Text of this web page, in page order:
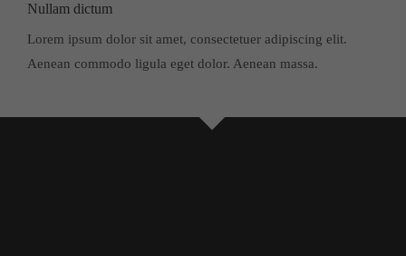
Nullam dictum
Lorem ipsum dolor sit amet, consectetuer adipiscing elit.
Aenean commodo ligula eget dolor. Aenean massa.